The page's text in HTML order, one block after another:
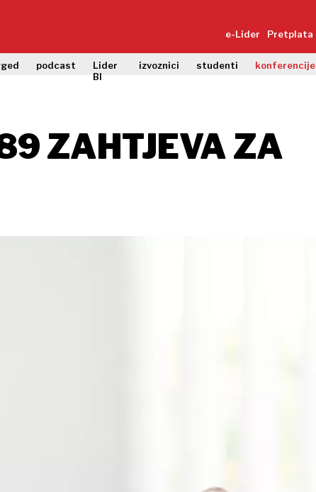
e-Lider Pretplata
podcast
Lider
BI
izvoznici studenti konferencije
ZAHTJEVA ZA